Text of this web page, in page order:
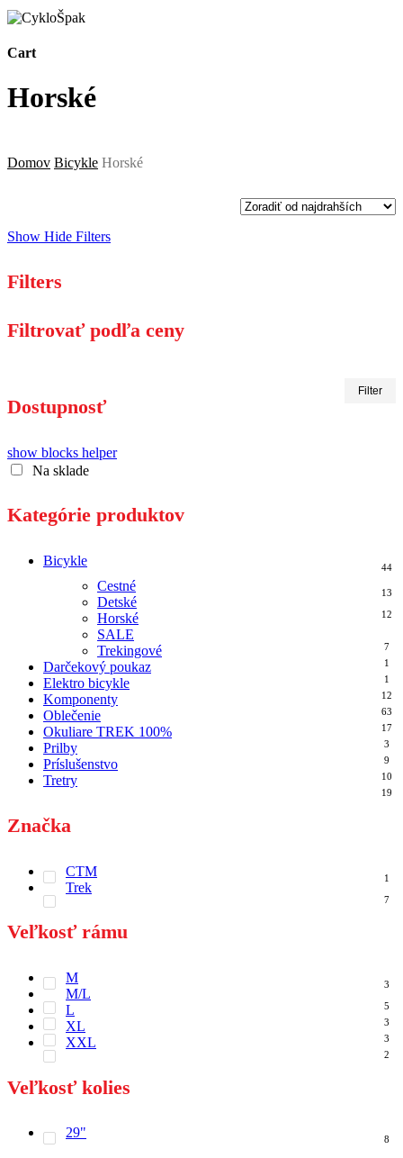
Cart
Close
Cart
Horské
Domov Bicykle Horské
Show Hide Filters
Filters
Close
Filtrovať podľa ceny
Filter
Dostupnosť
show blocks helper
Na sklade
Kategórie produktov
Bicykle 44
Cestné 13
Detské
12
Horské
SALE
7
Trekingové
1
Darčekový poukaz
1
Elektro bicykle
12
Komponenty
63
Oblečenie
17
Okuliare TREK 100%
3
Prilby
9
Príslušenstvo
10
Tretry
19
Značka
CTM 1
Trek
7
Veľkosť rámu
M 3
M/L
5
L
3
XL
3
XXL
2
Veľkosť kolies
29" 8